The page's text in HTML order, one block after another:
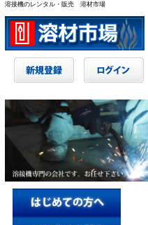
溶接機のレンタル・販売 溶材市場